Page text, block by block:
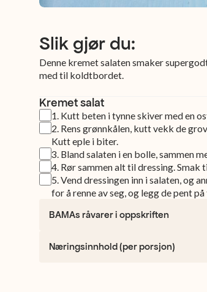
Slik gjør du:
Denne kremet salaten smaker
med til koldtbordet.
Kremet salat
1. Kutt beten i tynne skiver med en
2. Rens grønnkålen, kutt vekk de
Kutt eple i biter.
3. Bland salaten i en bolle, sammen
4. Rør sammen alt til dressing. Smak
5.Vend dressingen inn i salaten, og
for å renne av seg, og legg de pent
BAMAs råvarer i oppskriften
Næringsinnhold (per porsjon)